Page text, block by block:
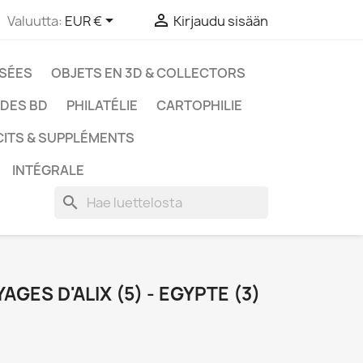
Valuutta: EUR €  Kirjaudu sisään
OBJETS EN 3D & COLLECTORS
BD PHILATÉLIE
CARTOPHILIE
& SUPPLÉMENTS
INTÉGRALE
search
D'ALIX (5) - EGYPTE (3)